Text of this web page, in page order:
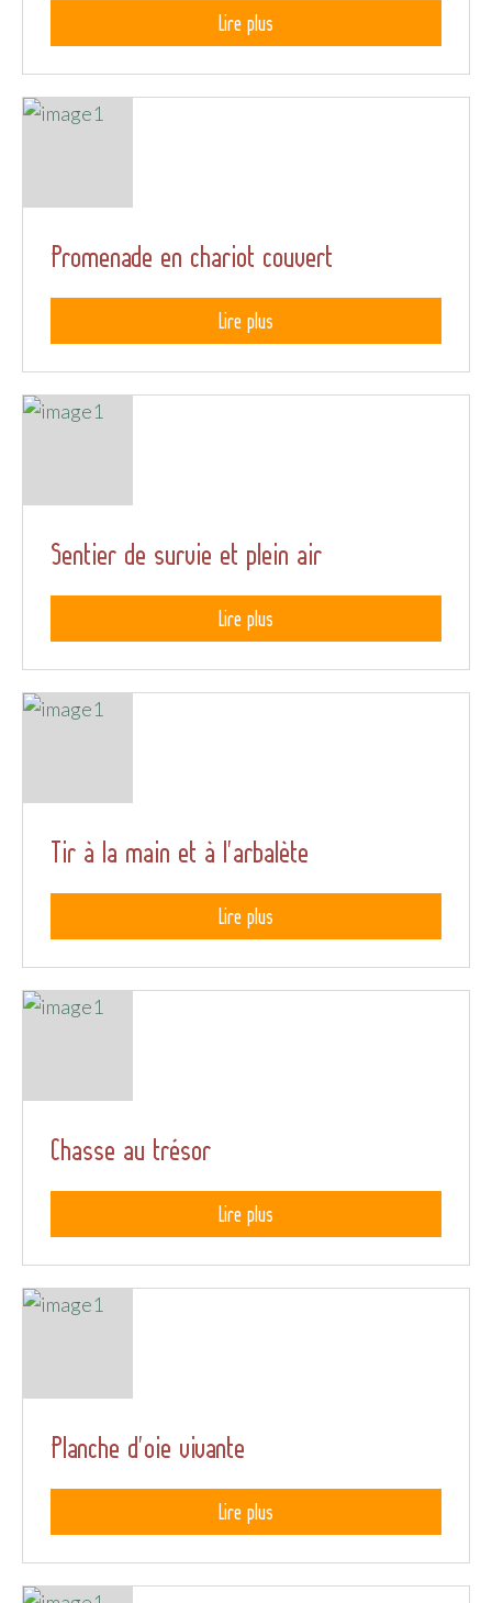
Lire plus
Promenade en chariot couvert
Lire plus
Sentier de survie et plein air
Lire plus
Tir à la main et à l'arbalète
Lire plus
Chasse au trésor
Lire plus
Planche d'oie vivante
Lire plus